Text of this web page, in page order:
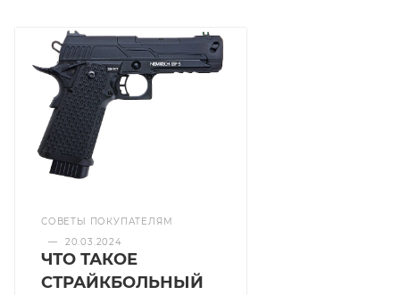
СОВЕТЫ ПОКУПАТЕЛЯМ
—
20.03.2024
ЧТО ТАКОЕ
СТРАЙКБОЛЬНЫЙ